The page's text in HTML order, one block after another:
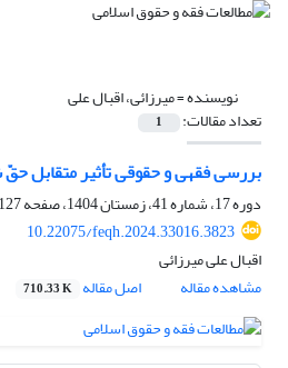
نویسنده =میرزائی، اقبال علی
تعداد مقالات: 1
بررسی فقهی و حقوقی تأثیر متقابل
دوره 17، شماره 41، زمستان 1404، صفحه
127-152
10.22075/feqh.2024.33016.3823
اقبال علی میرزائی
مشاهده مقاله
اصل مقاله 710.33 K